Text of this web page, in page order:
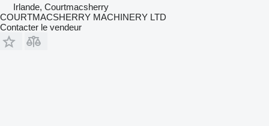
Irlande, Courtmacsherry
COURTMACSHERRY MACHINERY LTD
Contacter le vendeur